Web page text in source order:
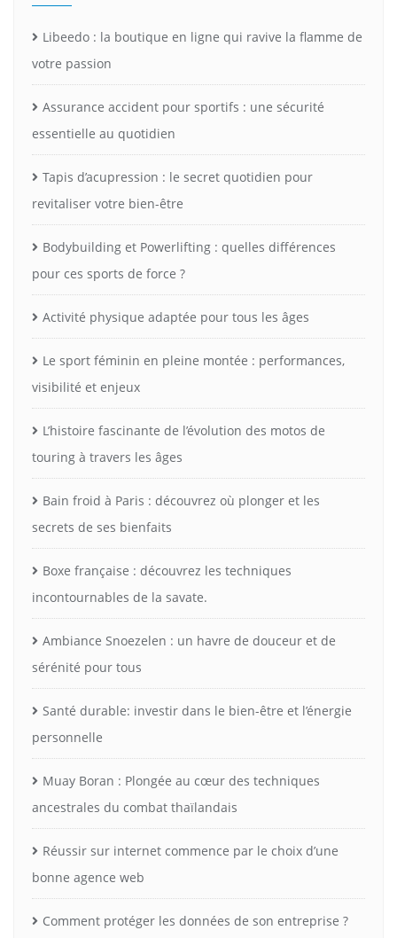
Libeedo : la boutique en ligne qui ravive la flamme de
votre passion
Assurance accident pour sportifs : une sécurité
essentielle au quotidien
Tapis d’acupression : le secret quotidien pour
revitaliser votre bien-être
Bodybuilding et Powerlifting : quelles différences
pour ces sports de force ?
Activité physique adaptée pour tous les âges
Le sport féminin en pleine montée : performances,
visibilité et enjeux
L’histoire fascinante de l’évolution des motos de
touring à travers les âges
Bain froid à Paris : découvrez où plonger et les
secrets de ses bienfaits
Boxe française : découvrez les techniques
incontournables de la savate.
Ambiance Snoezelen : un havre de douceur et de
sérénité pour tous
Santé durable: investir dans le bien-être et l’énergie
personnelle
Muay Boran : Plongée au cœur des techniques
ancestrales du combat thaïlandais
Réussir sur internet commence par le choix d’une
bonne agence web
Comment protéger les données de son entreprise ?